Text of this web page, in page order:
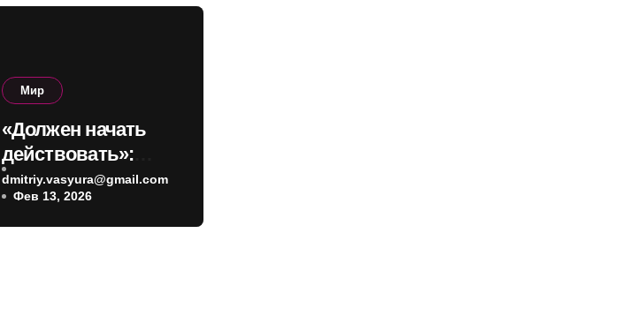
Мир
«Должен начать
действовать»:
Трамп призвал
Зеленского
поскорее
dmitriy.vasyura@gmail.com
Фев 13, 2026